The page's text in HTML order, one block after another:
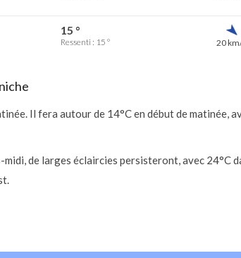
15 °
Ressenti : 15 ° 20
Il fera autour de 14°C en début de matinée,
de larges éclaircies persisteront, avec 24°C